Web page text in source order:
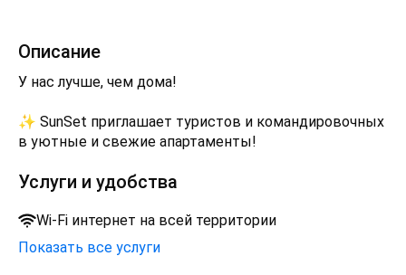
Описание
У наc лучше, чeм домa!
✨ SunSet приглашает туристов и командировочных
в уютные и свежие апартаменты!
Услуги и удобства
Wi-Fi интернет на всей территории
Показать все услуги